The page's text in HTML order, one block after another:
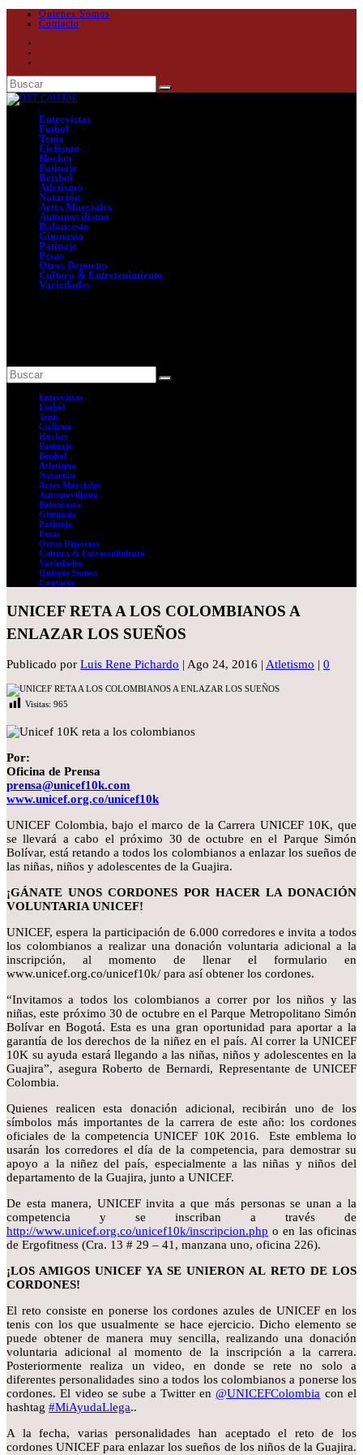
Quienes Somos
Contacto
Entrevistas
Futbol
Tenis
Ciclismo
Hockey
Patinaje
Beisbol
Atletismo
Natación
Artes Marciales
Automovilismo
Baloncesto
Gimnasia
Patinaje
Pesas
Otros Deportes
Cultura & Entretenimiento
Variedades
Entrevistas
Futbol
Tenis
Ciclismo
Hockey
Patinaje
Beisbol
Atletismo
Natación
Artes Marciales
Automovilismo
Baloncesto
Gimnasia
Patinaje
Pesas
Otros Deportes
Cultura & Entretenimiento
Variedades
Quienes Somos
Contacto
UNICEF RETA A LOS COLOMBIANOS A
ENLAZAR LOS SUEÑOS
Publicado por Luis Rene Pichardo | Ago 24, 2016 | Atletismo | 0
Visitas: 965
Por:
Oficina de Prensa
prensa@unicef10k.com
www.unicef.org.co/unicef10k
UNICEF Colombia, bajo el marco de la Carrera UNICEF 10K, que
se llevará a cabo el próximo 30 de octubre en el Parque Simón
Bolívar, está retando a todos los colombianos a enlazar los sueños de
las niñas, niños y adolescentes de la Guajira.
¡GÁNATE UNOS CORDONES POR HACER LA DONACIÓN
VOLUNTARIA UNICEF!
UNICEF, espera la participación de 6.000 corredores e invita a todos
los colombianos a realizar una donación voluntaria adicional a la
inscripción, al momento de llenar el formulario en
www.unicef.org.co/unicef10k/ para así obtener los cordones.
“Invitamos a todos los colombianos a correr por los niños y las
niñas, este próximo 30 de octubre en el Parque Metropolitano Simón
Bolívar en Bogotá. Esta es una gran oportunidad para aportar a la
garantía de los derechos de la niñez en el país. Al correr la UNICEF
10K su ayuda estará llegando a las niñas, niños y adolescentes en la
Guajira”, asegura Roberto de Bernardi, Representante de UNICEF
Colombia.
Quienes realicen esta donación adicional, recibirán uno de los
símbolos más importantes de la carrera de este año: los cordones
oficiales de la competencia UNICEF 10K 2016. Este emblema lo
usarán los corredores el día de la competencia, para demostrar su
apoyo a la niñez del país, especialmente a las niñas y niños del
departamento de la Guajira, junto a UNICEF.
De esta manera, UNICEF invita a que más personas se unan a la
competencia y se inscriban a través de
http://www.unicef.org.co/unicef10k/inscripcion.php o en las oficinas
de Ergofitness (Cra. 13 # 29 – 41, manzana uno, oficina 226).
¡LOS AMIGOS UNICEF YA SE UNIERON AL RETO DE LOS
CORDONES!
El reto consiste en ponerse los cordones azules de UNICEF en los
tenis con los que usualmente se hace ejercicio. Dicho elemento se
puede obtener de manera muy sencilla, realizando una donación
voluntaria adicional al momento de la inscripción a la carrera.
Posteriormente realiza un video, en donde se rete no solo a
diferentes personalidades sino a todos los colombianos a ponerse los
cordones. El video se sube a Twitter en@UNICEFColombia con el
hashtag #MiAyudaLlega..
A la fecha, varias personalidades han aceptado el reto de los
cordones UNICEF para enlazar los sueños de los niños de la Guajira.